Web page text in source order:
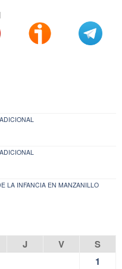
LA INFANCIA EN MANZANILLO
J V
S
1